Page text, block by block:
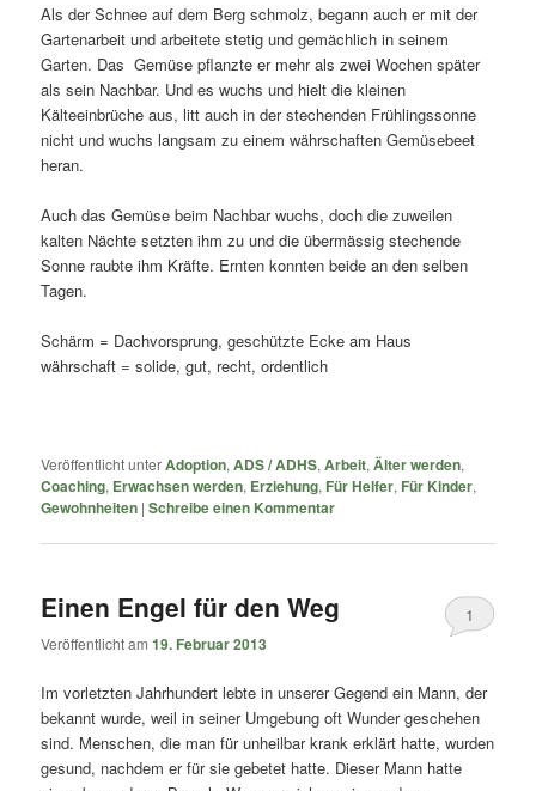
Als der Schnee auf dem Berg schmolz, begann auch er mit der
Gartenarbeit und arbeitete stetig und gemächlich in seinem
Garten. Das Gemüse pflanzte er mehr als zwei Wochen später
als sein Nachbar. Und es wuchs und hielt die kleinen
Kälteeinbrüche aus, litt auch in der stechenden Frühlingssonne
nicht und wuchs langsam zu einem währschaften Gemüsebeet
heran.
Auch das Gemüse beim Nachbar wuchs, doch die zuweilen
kalten Nächte setzten ihm zu und die übermässig stechende
Sonne raubte ihm Kräfte. Ernten konnten beide an den selben
Tagen.
Schärm = Dachvorsprung, geschützte Ecke am Haus
währschaft = solide, gut, recht, ordentlich
Veröffentlicht unterAdoption,ADS / ADHS,Arbeit,Älter werden,
Coaching, Erwachsen werden, Erziehung, Für Helfer, Für Kinder,
Gewohnheiten |Schreibe einen Kommentar
Einen Engel für den Weg
Veröffentlicht am19. Februar 2013
1
Im vorletzten Jahrhundert lebte in unserer Gegend ein Mann, der
bekannt wurde, weil in seiner Umgebung oft Wunder geschehen
sind. Menschen, die man für unheilbar krank erklärt hatte, wurden
gesund, nachdem er für sie gebetet hatte. Dieser Mann hatte